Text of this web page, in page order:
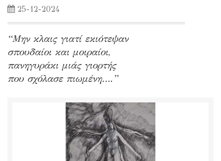
25-12-2024
“Μην κλαις γιατί εκιότεψαν
σπουδαίοι και μοιραίοι,
πανηγυράκι μιάς γιορτής
που σχόλασε πιωμένη….”